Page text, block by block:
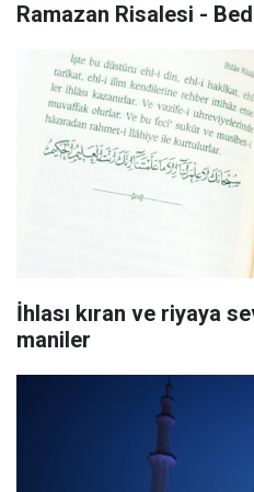
Ramazan Risalesi -
İhlası kıran ve riyaya
maniler